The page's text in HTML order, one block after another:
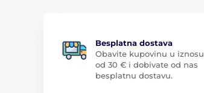
Besplatna dostava
Obavite kupovinu u iznosu
od 30 € i dobivate od nas
besplatnu dostavu.